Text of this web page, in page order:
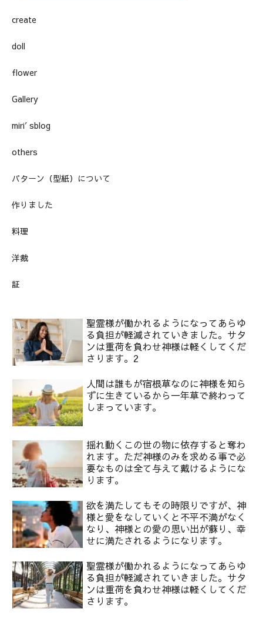
create
doll
flower
Gallery
miri′sblog
others
パターン（型紙）について
作りました
料理
洋裁
証
聖霊様が働かれるようになってあらゆ
る負担が軽減されていきました。サタ
ンは重荷を負わせ神様は軽くしてくだ
さります。2
人間は誰もが宿根草なのに神様を知ら
ずに生きているから一年草で終わって
しまっています。
揺れ動くこの世の物に依存すると奪わ
れます。ただ神様のみを求める事で必
要なものは全て与えて戴けるようにな
ります。
欲を満たしてもその時限りですが、神
様と愛をなしていくと不平不満がなく
なり、神様との愛の思い出が蘇り、幸
せに満たされるようになります。
聖霊様が働かれるようになってあらゆ
る負担が軽減されていきました。サタ
ンは重荷を負わせ神様は軽くしてくだ
さります。